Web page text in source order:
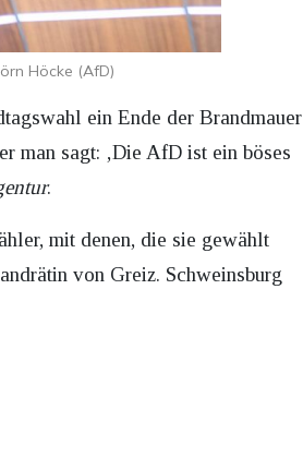
Höcke (AfD)
ein Ende der Brandmauer
man sagt: ‚Die AfD ist ein böses
.
mit denen, die sie gewählt
von Greiz. Schweinsburg